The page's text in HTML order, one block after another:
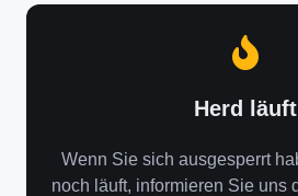
Herd läuft
Wenn Sie sich ausgesperrt
noch läuft, informieren Sie uns